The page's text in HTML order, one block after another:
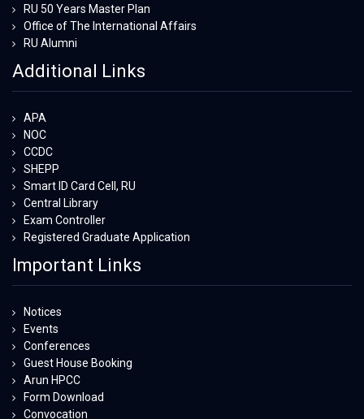
RU 50 Years Master Plan
Office of The International Affairs
RU Alumni
Additional Links
APA
NOC
CCDC
SHEPP
Smart ID Card Cell, RU
Central Library
Exam Controller
Registered Graduate Application
Important Links
Notices
Events
Conferences
Guest House Booking
Arun HPCC
Form Download
Convocation